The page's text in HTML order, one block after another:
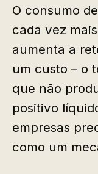
O consumo
cada vez
aumenta a
um custo – o
que não
positivo
empresas
como um